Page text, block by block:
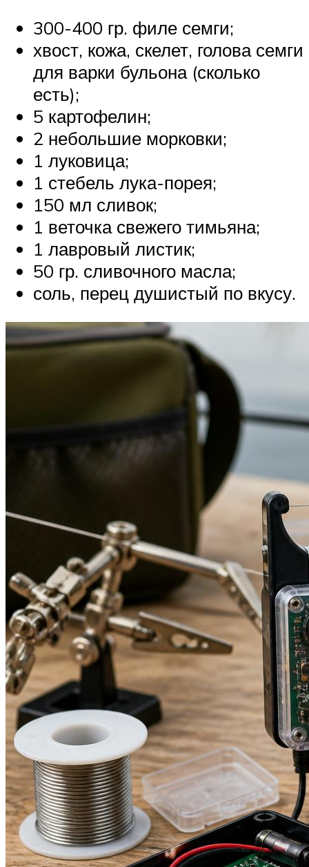
300-400 гр. филе семги;
хвост, кожа, скелет, голова семги
для варки бульона (сколько
есть);
5 картофелин;
2 небольшие морковки;
1 луковица;
1 стебель лука-порея;
150 мл сливок;
1 веточка свежего тимьяна;
1 лавровый листик;
50 гр. сливочного масла;
соль, перец душистый по вкусу.